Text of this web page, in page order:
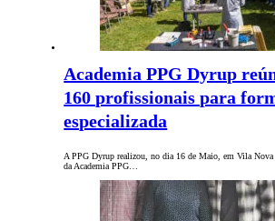
Academia PPG Dyrup
160 profissionais para
especializada
A PPG Dyrup realizou, no dia 16 de Maio, em Vila Nova
da Academia PPG…